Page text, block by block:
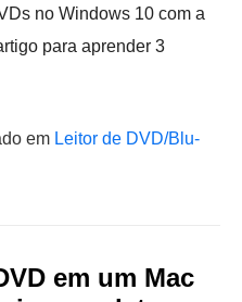
no Windows 10 com a
para aprender 3
em Leitor de DVD/Blu-
em um Mac